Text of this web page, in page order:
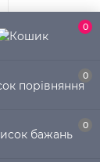
0
0
0